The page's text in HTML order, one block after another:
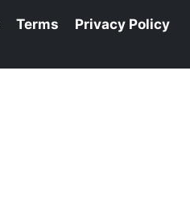
Terms Privacy Policy